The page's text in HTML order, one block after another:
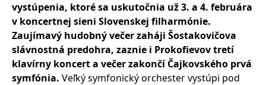
vystúpenia, ktoré sa uskutočnia už 3. a 4. februára
v koncertnej sieni Slovenskej filharmónie.
Zaujímavý hudobný večer zaháji Šostakovičova
slávnostná predohra, zaznie i Prokofievov tretí
klavírny koncert a večer zakončí Čajkovského prvá
symfónia. Veľký symfonický orchester vystúpi pod